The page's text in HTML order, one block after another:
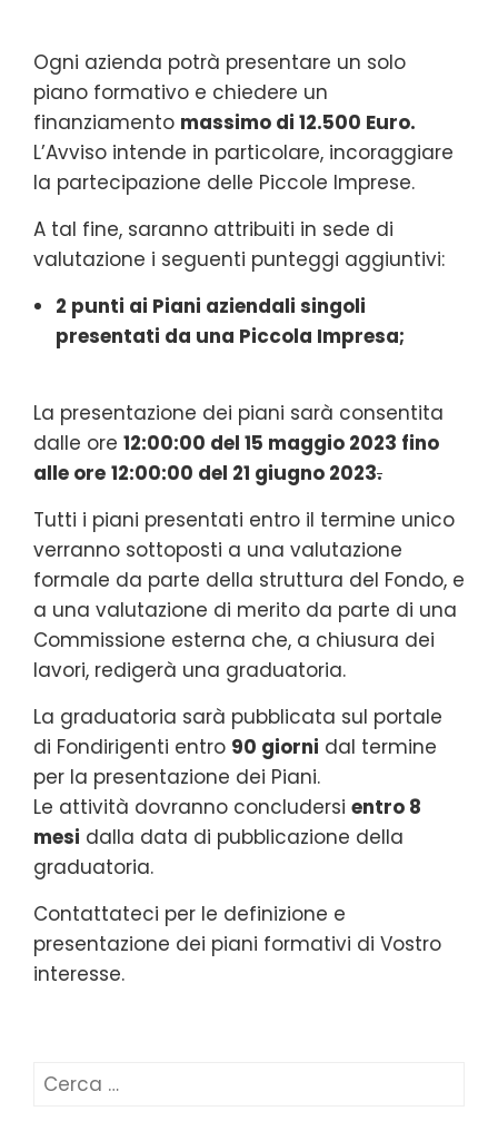
Ogni azienda potrà presentare un solo
piano formativo e chiedere un
finanziamento massimo di 12.500 Euro.
L’Avviso intende in particolare, incoraggiare
la partecipazione delle Piccole Imprese.
A tal fine, saranno attribuiti in sede di
valutazione i seguenti punteggi aggiuntivi:
2 punti ai Piani aziendali singoli
presentati da una Piccola Impresa;
La presentazione dei piani sarà consentita
dalle ore 12:00:00 del 15 maggio 2023 fino
alle ore 12:00:00 del 21 giugno 2023.
Tutti i piani presentati entro il termine unico
verranno sottoposti a una valutazione
formale da parte della struttura del Fondo, e
a una valutazione di merito da parte di una
Commissione esterna che, a chiusura dei
lavori, redigerà una graduatoria.
La graduatoria sarà pubblicata sul portale
di Fondirigenti entro 90 giorni dal termine
per la presentazione dei Piani.
Le attività dovranno concludersi entro 8
mesi dalla data di pubblicazione della
graduatoria.
Contattateci per le definizione e
presentazione dei piani formativi di Vostro
interesse.
Ricerca